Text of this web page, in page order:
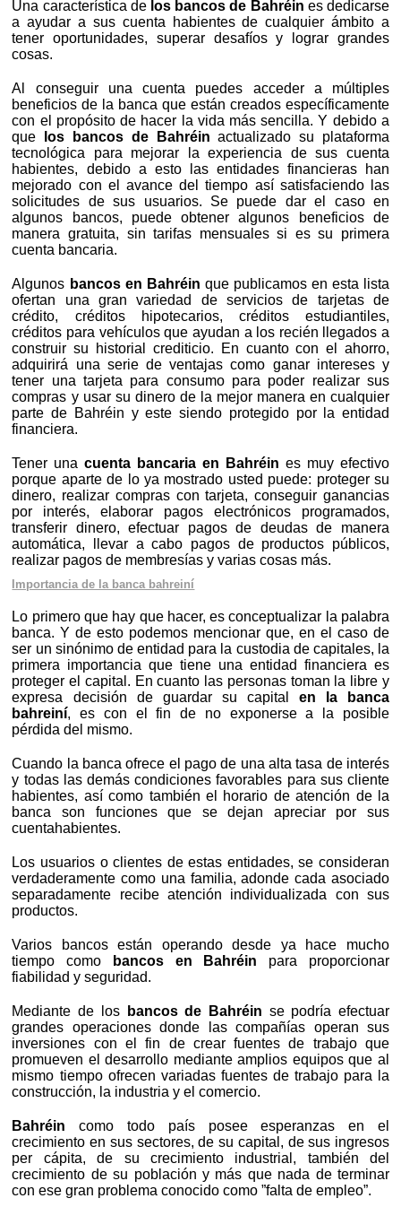
Una característica de los bancos de Bahréin es dedicarse
a ayudar a sus cuenta habientes de cualquier ámbito a
tener oportunidades, superar desafíos y lograr grandes
cosas.
Al conseguir una cuenta puedes acceder a múltiples
beneficios de la banca que están creados específicamente
con el propósito de hacer la vida más sencilla. Y debido a
que
los bancos de Bahréin actualizado su plataforma
tecnológica para mejorar la experiencia de sus cuenta
habientes, debido a esto las entidades financieras han
mejorado con el avance del tiempo así satisfaciendo las
solicitudes de sus usuarios. Se puede dar el caso en
algunos bancos, puede obtener algunos beneficios de
manera gratuita, sin tarifas mensuales si es su primera
cuenta bancaria.
Algunos bancos en Bahréin que publicamos en esta lista
ofertan una gran variedad de servicios de tarjetas de
crédito, créditos hipotecarios, créditos estudiantiles,
créditos para vehículos que ayudan a los recién llegados a
construir su historial crediticio. En cuanto con el ahorro,
adquirirá una serie de ventajas como ganar intereses y
tener una tarjeta para consumo para poder realizar sus
compras y usar su dinero de la mejor manera en cualquier
parte de Bahréin y este siendo protegido por la entidad
financiera.
Tener unacuenta bancaria en Bahréin es muy efectivo
porque aparte de lo ya mostrado usted puede: proteger su
dinero, realizar compras con tarjeta, conseguir ganancias
por interés, elaborar pagos electrónicos programados,
transferir dinero, efectuar pagos de deudas de manera
automática, llevar a cabo pagos de productos públicos,
realizar pagos de membresías y varias cosas más.
Importancia de la banca bahreiní
Lo primero que hay que hacer, es conceptualizar la palabra
banca. Y de esto podemos mencionar que, en el caso de
ser un sinónimo de entidad para la custodia de capitales, la
primera importancia que tiene una entidad financiera es
proteger el capital. En cuanto las personas toman la libre y
expresa decisión de guardar su capital en la banca
bahreiní, es con el fin de no exponerse a la posible
pérdida del mismo.
Cuando la banca ofrece el pago de una alta tasa de interés
y todas las demás condiciones favorables para sus cliente
habientes, así como también el horario de atención de la
banca son funciones que se dejan apreciar por sus
cuentahabientes.
Los usuarios o clientes de estas entidades, se consideran
verdaderamente como una familia, adonde cada asociado
separadamente recibe atención individualizada con sus
productos.
Varios bancos están operando desde ya hace mucho
tiempo como
bancos en Bahréin para proporcionar
fiabilidad y seguridad.
Mediante de los bancos de Bahréin se podría efectuar
grandes operaciones donde las compañías operan sus
inversiones con el fin de crear fuentes de trabajo que
promueven el desarrollo mediante amplios equipos que al
mismo tiempo ofrecen variadas fuentes de trabajo para la
construcción, la industria y el comercio.
Bahréin como todo país posee esperanzas en el
crecimiento en sus sectores, de su capital, de sus ingresos
per cápita, de su crecimiento industrial, también del
crecimiento de su población y más que nada de terminar
con ese gran problema conocido como ”falta de empleo”.